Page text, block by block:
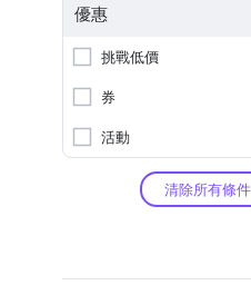
優惠
挑戰低價
券
活動
清除所有條件